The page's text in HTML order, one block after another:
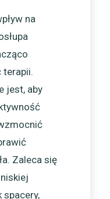
na
terapii.
jest, aby
Zaleca się
spacery,